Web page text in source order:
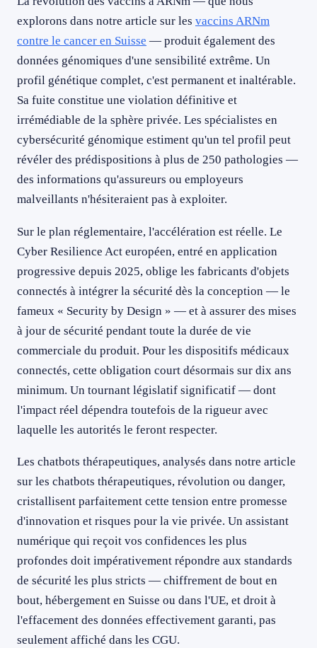
explorons dans notre article sur les vaccins ARNm
contre le cancer en Suisse — produit également des
données génomiques d'une sensibilité extrême. Un
profil génétique complet, c'est permanent et inaltérable.
Sa fuite constitue une violation définitive et
irrémédiable de la sphère privée. Les spécialistes en
cybersécurité génomique estiment qu'un tel profil peut
révéler des prédispositions à plus de 250 pathologies —
des informations qu'assureurs ou employeurs
malveillants n'hésiteraient pas à exploiter.
Sur le plan réglementaire, l'accélération est réelle. Le
Cyber Resilience Act européen, entré en application
progressive depuis 2025, oblige les fabricants d'objets
connectés à intégrer la sécurité dès la conception — le
fameux « Security by Design » — et à assurer des mises
à jour de sécurité pendant toute la durée de vie
commerciale du produit. Pour les dispositifs médicaux
connectés, cette obligation court désormais sur dix ans
minimum. Un tournant législatif significatif — dont
l'impact réel dépendra toutefois de la rigueur avec
laquelle les autorités le feront respecter.
Les chatbots thérapeutiques, analysés dans notre article
sur les chatbots thérapeutiques, révolution ou danger,
cristallisent parfaitement cette tension entre promesse
d'innovation et risques pour la vie privée. Un assistant
numérique qui reçoit vos confidences les plus
profondes doit impérativement répondre aux standards
de sécurité les plus stricts — chiffrement de bout en
bout, hébergement en Suisse ou dans l'UE, et droit à
l'effacement des données effectivement garanti, pas
seulement affiché dans les CGU.